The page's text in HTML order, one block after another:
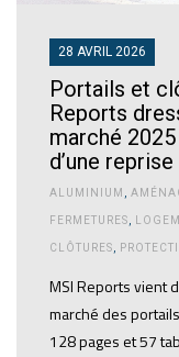
28 AVRIL 2026
Portails et
Reports
marché
d’une
ALUMINIUM
FERMETURES
CLÔTURES
MSI Reports vient
marché des
128 pages et 57